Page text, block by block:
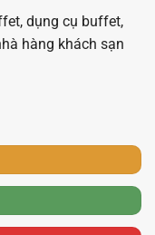
dụng cụ buffet,
hàng khách sạn